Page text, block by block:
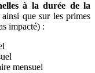
à la durée de la
que sur les primes
impacté) :
mensuel